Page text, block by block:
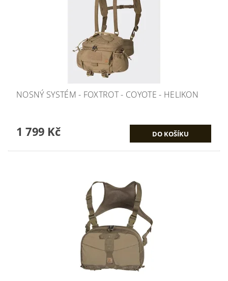
NOSNÝ SYSTÉM - FOXTROT - COYOTE - HELIKON
1 799 Kč